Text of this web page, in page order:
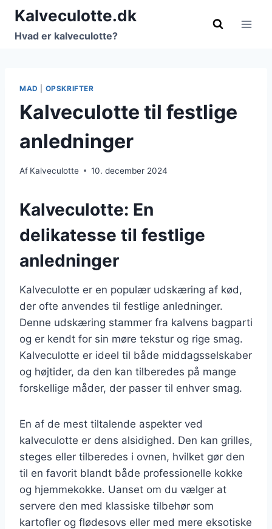
Fortsæt
indhold
Kalveculotte.dk
Hvad er kalveculotte?
MAD OPSKRIFTER
Kalveculotte til festlige
anledninger
Af Kalveculotte 10. december 2024
Kalveculotte: En
delikatesse til festlige
anledninger
Kalveculotte er en populær udskæring af kød,
der ofte anvendes til festlige anledninger.
Denne udskæring stammer fra kalvens bagparti
og er kendt for sin møre tekstur og rige smag.
Kalveculotte er ideel til både middagsselskaber
og højtider, da den kan tilberedes på mange
forskellige måder, der passer til enhver smag.
En af de mest tiltalende aspekter ved
kalveculotte er dens alsidighed. Den kan grilles,
steges eller tilberedes i ovnen, hvilket gør den
til en favorit blandt både professionelle kokke
og hjemmekokke. Uanset om du vælger at
servere den med klassiske tilbehør som
kartofler og flødesovs eller med mere eksotiske